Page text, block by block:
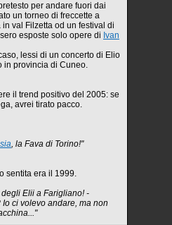
per andare fuori dai
un torneo di freccette a
val Filzetta od un festival di
esposte solo opere di Ivan
lessi di un concerto di Elio
in provincia di Cuneo.
il trend positivo del 2005: se
avrei tirato pacco.
, la Fava di Torino!"
sentita era il 1999.
Elii a Farigliano! -
Io ci volevo andare, ma non